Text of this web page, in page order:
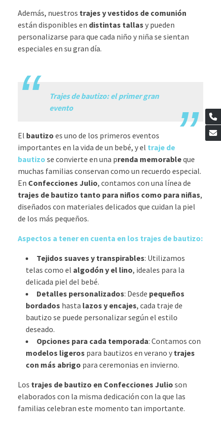
Además, nuestros trajes y vestidos de comunión
están disponibles en distintas tallas y pueden
personalizarse para que cada niño y niña se sientan
especiales en su gran día.
Trajes de bautizo: el primer gran
evento
El bautizo es uno de los primeros eventos
importantes en la vida de un bebé, y el traje de
bautizo se convierte en una prenda memorableque
muchas familias conservan como un recuerdo especial.
En Confecciones Julio, contamos con una línea de
trajes de bautizo tanto para niños como para niñas,
diseñados con materiales delicados que cuidan la piel
de los más pequeños.
Aspectos a tener en cuenta en los trajes de bautizo:
Tejidos suaves y transpirables: Utilizamos
telas como el algodón y el lino, ideales para la
delicada piel del bebé.
Detalles personalizados: Desde pequeños
bordados hasta lazos y encajes, cada traje de
bautizo se puede personalizar según el estilo
deseado.
Opciones para cada temporada: Contamos con
modelos ligeros para bautizos en verano y trajes
con más abrigo para ceremonias en invierno.
Los trajes de bautizo en Confecciones Julio son
elaborados con la misma dedicación con la que las
familias celebran este momento tan importante.